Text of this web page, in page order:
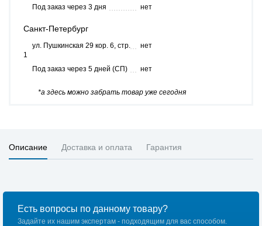
Под заказ через 3 дня нет
Санкт-Петербург
ул. Пушкинская 29 кор. 6, стр.
1
нет
Под заказ через 5 дней (СП) нет
*а здесь можно забрать товар уже сегодня
Описание Доставка и оплата Гарантия
Есть вопросы по данному товару?
Задайте их нашим экспертам - подходящим для вас способом.